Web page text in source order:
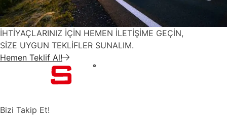
İHTİYAÇLARINIZ İÇİN HEMEN İLETİŞİME GEÇİN,
SİZE UYGUN TEKLİFLER SUNALIM.
Hemen Teklif Al!
Bizi Takip Et!